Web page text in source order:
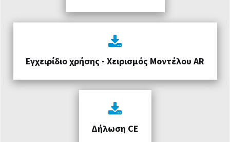
Εγχειρίδιο χρήσης - Χειρισμός Μοντέλου AR
Δήλωση CE